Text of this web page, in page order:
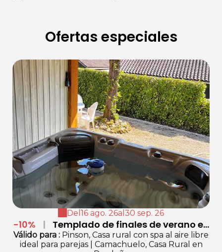
Ofertas especiales
Del 16 ago. 26al 30 sep. 26
-10% |
la Dordoña
Válido para : Pinson, Casa rural con spa al aire libre
ideal para parejas| Camachuelo, Casa Rural en